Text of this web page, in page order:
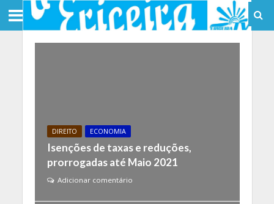
DIREITO ECONOMIA
Isenções de taxas e reduções,
prorrogadas até Maio 2021
Adicionar comentário